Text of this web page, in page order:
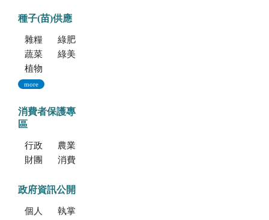
種子(苗)供應
雜糧種子
綠肥種子
蔬菜種子
綠美化種苗
植物組織培養
more
消費者保護專
區
行政院消費者保護會
農業部消費者保護專區
財團法人中華民國消費者文教基金會
消費者保護法
政府資訊公開
個人資料保護專區
執掌與組織